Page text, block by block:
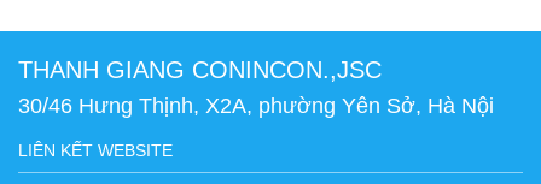
THANH GIANG CONINCON.,JSC
30/46 Hưng Thịnh, X2A, phường Yên Sở, Hà Nội
LIÊN KẾT WEBSITE